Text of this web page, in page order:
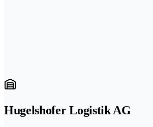
Hugelshofer Logistik AG